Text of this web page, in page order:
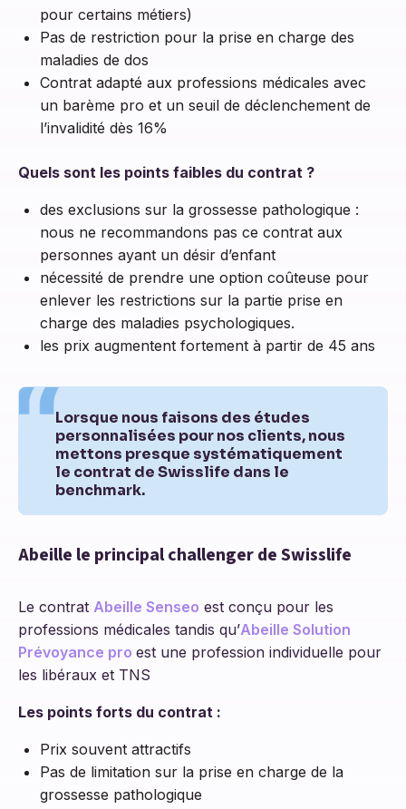
pour certains métiers)
Pas de restriction pour la prise en charge des
maladies de dos
Contrat adapté aux professions médicales avec
un barème pro et un seuil de déclenchement de
l’invalidité dès 16%
Quels sont les points faibles du contrat ?
des exclusions sur la grossesse pathologique :
nous ne recommandons pas ce contrat aux
personnes ayant un désir d’enfant
nécessité de prendre une option coûteuse pour
enlever les restrictions sur la partie prise en
charge des maladies psychologiques.
les prix augmentent fortement à partir de 45 ans
Lorsque nous faisons des études
personnalisées pour nos clients, nous
mettons presque systématiquement
le contrat de Swisslife dans le
benchmark.
Abeille le principal challenger de Swisslife
Le contrat Abeille Senseo est conçu pour les
professions médicales tandis qu’Abeille Solution
Prévoyance pro est une profession individuelle pour
les libéraux et TNS
Les points forts du contrat :
Prix souvent attractifs
Pas de limitation sur la prise en charge de la
grossesse pathologique